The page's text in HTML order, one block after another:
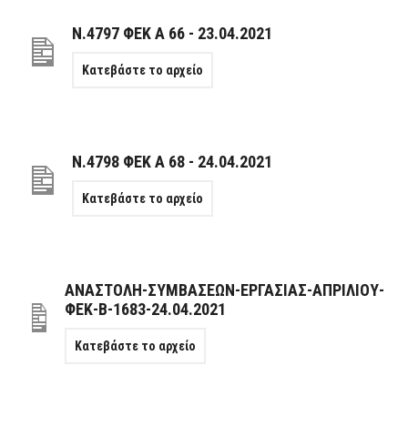
N.4797 ΦΕΚ Α 66 - 23.04.2021
Κατεβάστε το αρχείο
N.4798 ΦΕΚ A 68 - 24.04.2021
Κατεβάστε το αρχείο
ΑΝΑΣΤΟΛΗ-ΣΥΜΒΑΣΕΩΝ-ΕΡΓΑΣΙΑΣ-ΑΠΡΙΛΙΟΥ-
ΦΕΚ-B-1683-24.04.2021
Κατεβάστε το αρχείο